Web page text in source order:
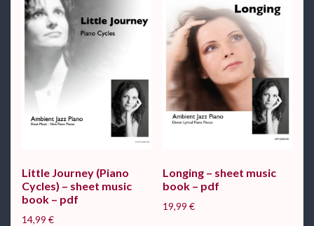
Little Journey (Piano
Cycles) – sheet music
book – pdf
14,99 €
Longing – sheet music
book – pdf
19,99 €